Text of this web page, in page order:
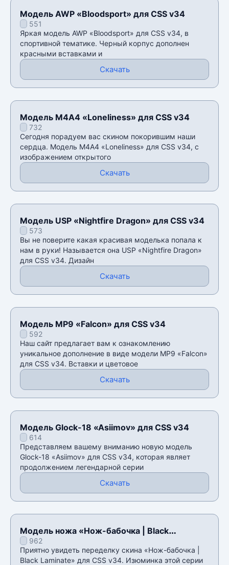
Модель AWP «Bloodsport» для CSS v34
551
Яркая модель AWP «Bloodsport» для CSS v34, в
спортивной тематике. Черный корпус дополнен
красными вставками и
Скачать
Модель М4А4 «Loneliness» для CSS v34
732
Сегодня порадуем вас скином покорившим наши
сердца. Модель М4А4 «Loneliness» для CSS v34, с
изображением открытого
Скачать
Модель USP «Nightfire Dragon» для CSS v34
573
Вы не поверите какая красивая моделька попала к
нам в руки! Называется она USP «Nightfire Dragon»
для CSS v34. Дизайн
Скачать
Модель MP9 «Falcon» для CSS v34
592
Наш сайт предлагает вам к ознакомлению
уникальное дополнение в виде модели MP9 «Falcon»
для CSS v34. Вставки и цветовое
Скачать
Модель Glock-18 «Asiimov» для CSS v34
614
Представляем вашему вниманию новую модель
Glock-18 «Asiimov» для CSS v34, которая являет
продолжением легендарной серии
Скачать
Модель ножа «Нож-бабочка | Black
Laminate» для CSS v34
962
Приятно увидеть переделку скина «Нож-бабочка |
Black Laminate» для CSS v34. Изюминка этой серии